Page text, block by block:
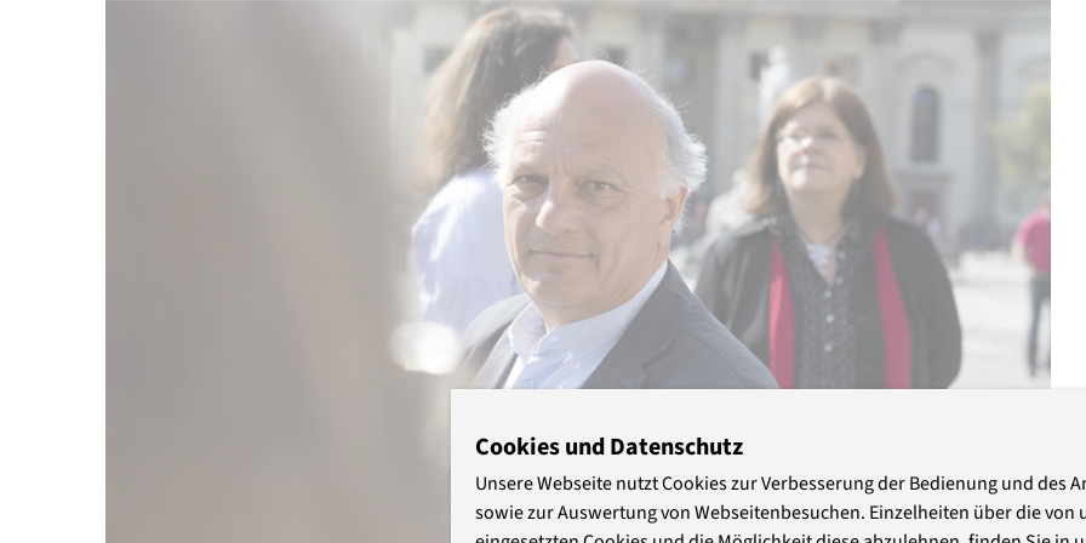
Cookies und Datenschutz
Unsere Webseite nutzt Cookies zur Verbesserung der Bedienung und des
sowie zur Auswertung von Webseitenbesuchen. Einzelheiten über die von